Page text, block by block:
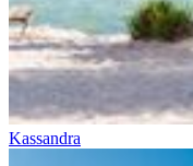
Kassandra